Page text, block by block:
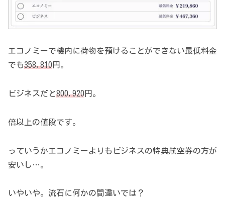
エコノミーで機内に荷物を預けることができない最低料金
でも358,810円。
ビジネスだと800,920円。
倍以上の値段です。
っていうかエコノミーよりもビジネスの特典航空券の方が
安いし…。
いやいや。流石に何かの間違いでは？